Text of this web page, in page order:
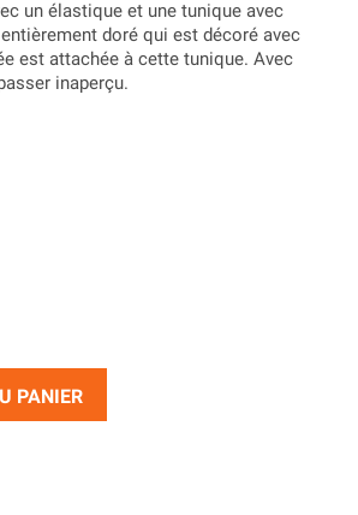
un élastique et une tunique avec
doré qui est décoré avec
est attachée à cette tunique. Avec
inaperçu.
PANIER